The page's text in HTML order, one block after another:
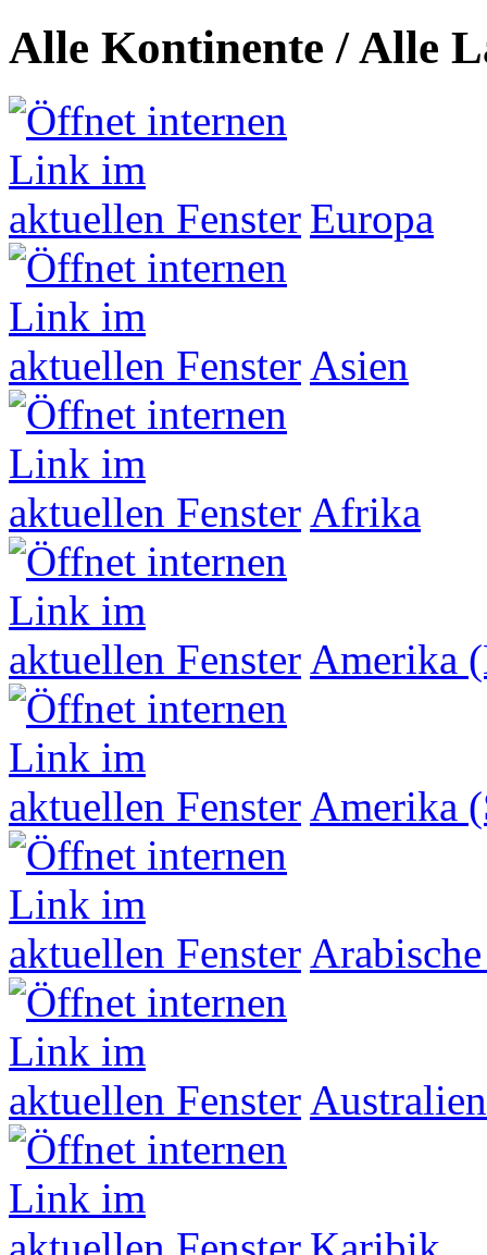
Alle Kontinente / Alle
Europa
Asien
Afrika
Amerika
Amerika
Australien